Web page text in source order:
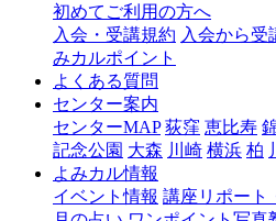
初めてご利用の方へ
入会・受講規約 入会から受
みカルポイント
よくある質問
センター案内
センターMAP 荻窪 恵比寿
記念公園 大森 川崎 横浜 柏
よみカル情報
イベント情報 講座リポート